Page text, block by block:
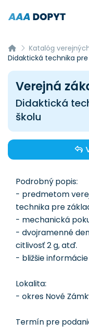
Katalóg
Didaktická technika
Verejná
Didaktická
školu
Podrobný popis:
- predmetom
technika pre
- mechanická
- dvojramenné
citlivosť 2 g, atď.
- bližšie
Lokalita:
- okres Nové
Termín pre